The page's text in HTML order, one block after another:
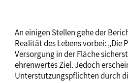
An einigen Stellen gehe der
Realität des Lebens vorbei: „Die
Versorgung in der Fläche
ehrenwertes Ziel. Jedoch
Unterstützungspflichten durch